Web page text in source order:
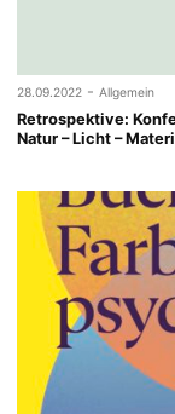
28.09.2022 - Allgemein
Retrospektive:
Natur – Licht –